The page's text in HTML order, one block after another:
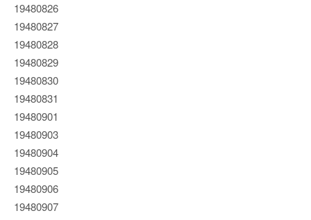
19480826
19480827
19480828
19480829
19480830
19480831
19480901
19480903
19480904
19480905
19480906
19480907